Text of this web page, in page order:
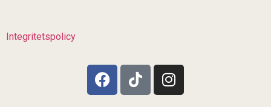
Integritetspolicy